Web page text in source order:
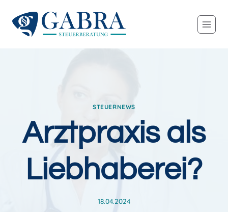
Inhalt
springen
STEUERNEWS
Arztpraxis als
Liebhaberei?
18.04.2024